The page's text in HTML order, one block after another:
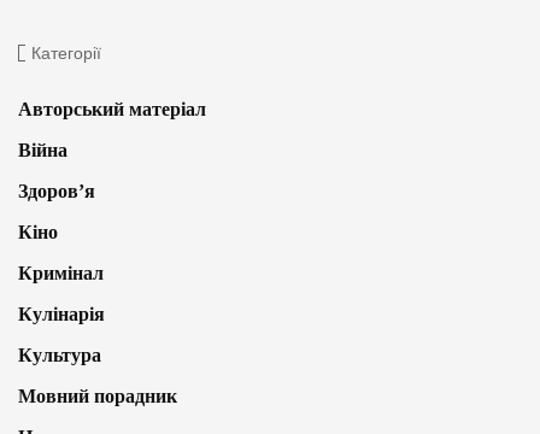
Категорії
Авторський матеріал
Війна
Здоров’я
Кіно
Кримінал
Кулінарія
Культура
Мовний порадник